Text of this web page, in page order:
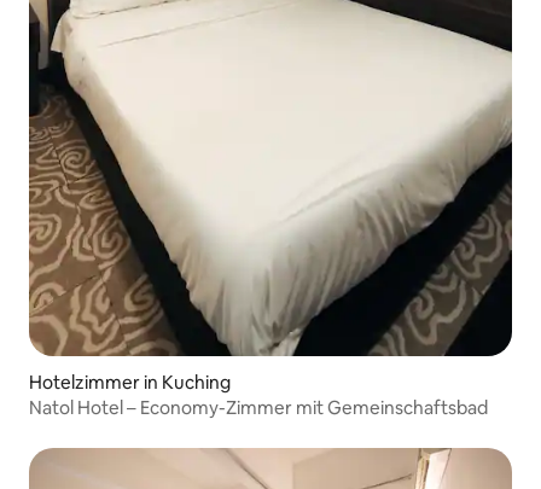
Hotelzimmer in Kuching
Natol Hotel – Economy-Zimmer mit Gemeinschaftsbad